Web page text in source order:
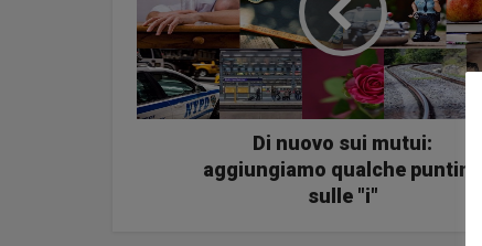
Di nuovo sui mutui:
aggiungiamo qualche puntino
sulle "i"